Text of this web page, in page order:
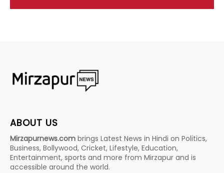
ABOUT US
Mirzapurnews.com brings Latest News in Hindi on Politics,
Business, Bollywood, Cricket, Lifestyle, Education,
Entertainment, sports and more from Mirzapur and is
accessible around the world.